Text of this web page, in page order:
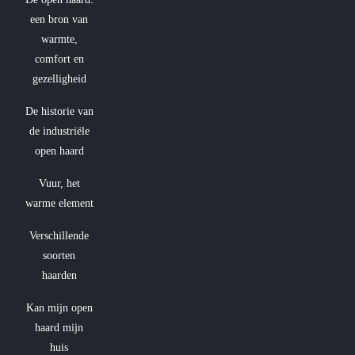
een bron van
warmte,
comfort en
gezelligheid
De historie van
de industriële
open haard
Vuur, het
warme element
Verschillende
soorten
haarden
Kan mijn open
haard mijn
huis